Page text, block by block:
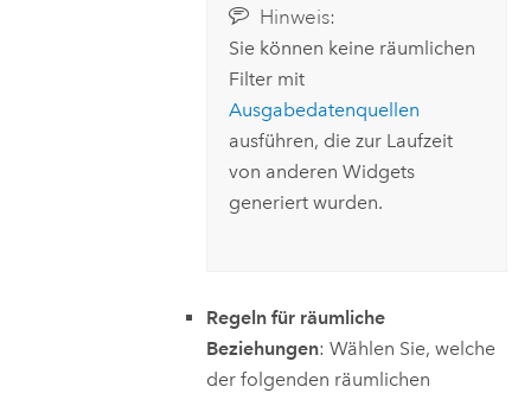
Hinweis:
Sie können keine räumlichen
Filter mit
Ausgabedatenquellen
ausführen, die zur Laufzeit
von anderen Widgets
generiert wurden.
Regeln für räumliche
Beziehungen: Wählen Sie, welche
der folgenden räumlichen